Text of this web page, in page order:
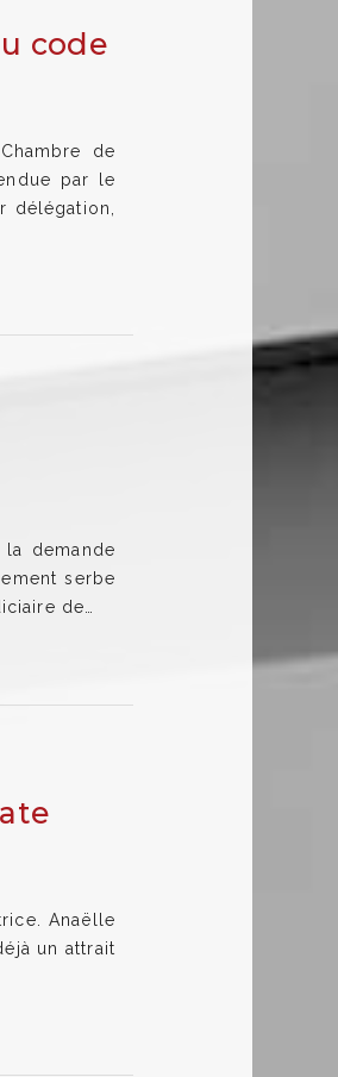
code
de
par le
délégation,
demande
serbe
de…
Anaëlle
un attrait